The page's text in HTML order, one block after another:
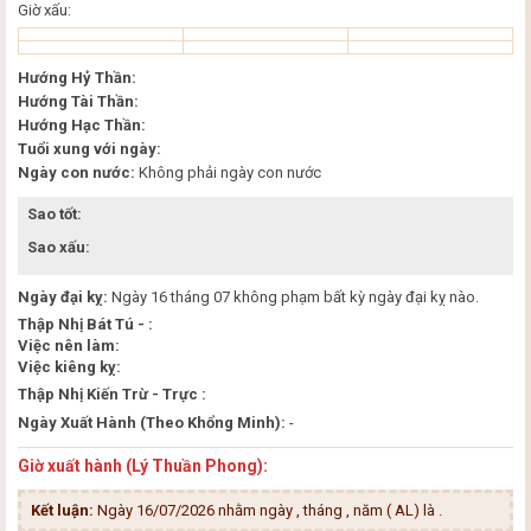
Giờ xấu:
Hướng Hỷ Thần:
Hướng Tài Thần:
Hướng Hạc Thần:
Tuổi xung với ngày:
Ngày con nước: Không phải ngày con nước
Sao tốt:
Sao xấu:
Ngày đại kỵ: Ngày 16 tháng 07 không phạm bất kỳ ngày đại kỵ nào.
Thập Nhị Bát Tú - :
Việc nên làm:
Việc kiêng kỵ:
Thập Nhị Kiến Trừ - Trực :
Ngày Xuất Hành (Theo Khổng Minh): -
Giờ xuất hành (Lý Thuần Phong):
Kết luận: Ngày 16/07/2026 nhằm ngày , tháng , năm ( AL) là .